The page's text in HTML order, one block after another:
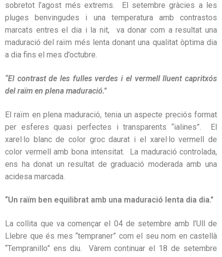
sobretot l’agost més extrems. El setembre gràcies a les
pluges benvingudes i una temperatura amb contrastos
marcats entres el dia i la nit, va donar com a resultat una
maduració del raïm més lenta donant una qualitat òptima dia
a dia fins el mes d’octubre.
“El contrast de les fulles verdes i el vermell lluent capritxós
del raïm en plena maduració.”
El raïm en plena maduració, tenia un aspecte preciós format
per esferes quasi perfectes i transparents “ialines”. El
xarel·lo blanc de color groc daurat i el xarel·lo vermell de
color vermell amb bona intensitat. La maduració controlada,
ens ha donat un resultat de graduació moderada amb una
acidesa marcada.
“Un raïm ben equilibrat amb una maduració lenta dia dia.”
La collita que va començar el 04 de setembre amb l’Ull de
Llebre que és mes “tempraner” com el seu nom en castellà
“Tempranillo” ens diu. Vàrem continuar el 18 de setembre